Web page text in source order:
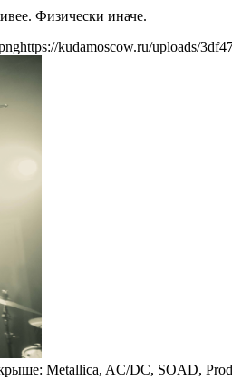
Физически иначе.
https://kudamoscow.ru/uploads/
Metallica, AC/DC, SOAD,